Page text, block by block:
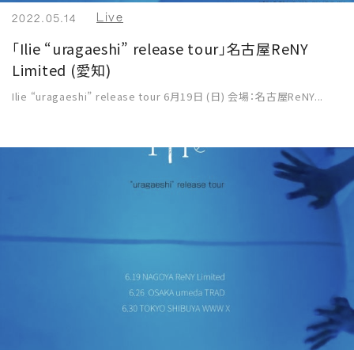
2022.05.14 Live
「Ilie “uragaeshi” release tour」名古屋ReNY
Limited (愛知)
Ilie “uragaeshi” release tour 6月19日 (日) 会場：名古屋ReNY...